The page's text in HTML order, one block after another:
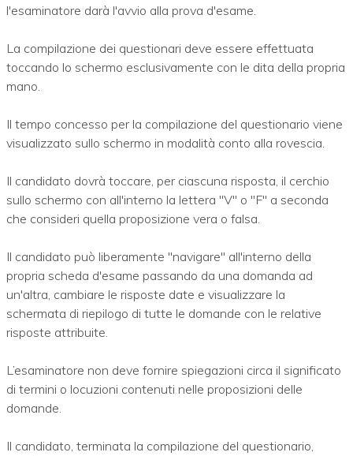
l'esaminatore darà l'avvio alla prova d'esame.
La compilazione dei questionari deve essere effettuata
toccando lo schermo esclusivamente con le dita della propria
mano.
Il tempo concesso per la compilazione del questionario viene
visualizzato sullo schermo in modalità conto alla rovescia.
Il candidato dovrà toccare, per ciascuna risposta, il cerchio
sullo schermo con all'interno la lettera "V" o "F" a seconda
che consideri quella proposizione vera o falsa.
Il candidato può liberamente "navigare" all'interno della
propria scheda d'esame passando da una domanda ad
un'altra, cambiare le risposte date e visualizzare la
schermata di riepilogo di tutte le domande con le relative
risposte attribuite.
L’esaminatore non deve fornire spiegazioni circa il significato
di termini o locuzioni contenuti nelle proposizioni delle
domande.
Il candidato, terminata la compilazione del questionario,